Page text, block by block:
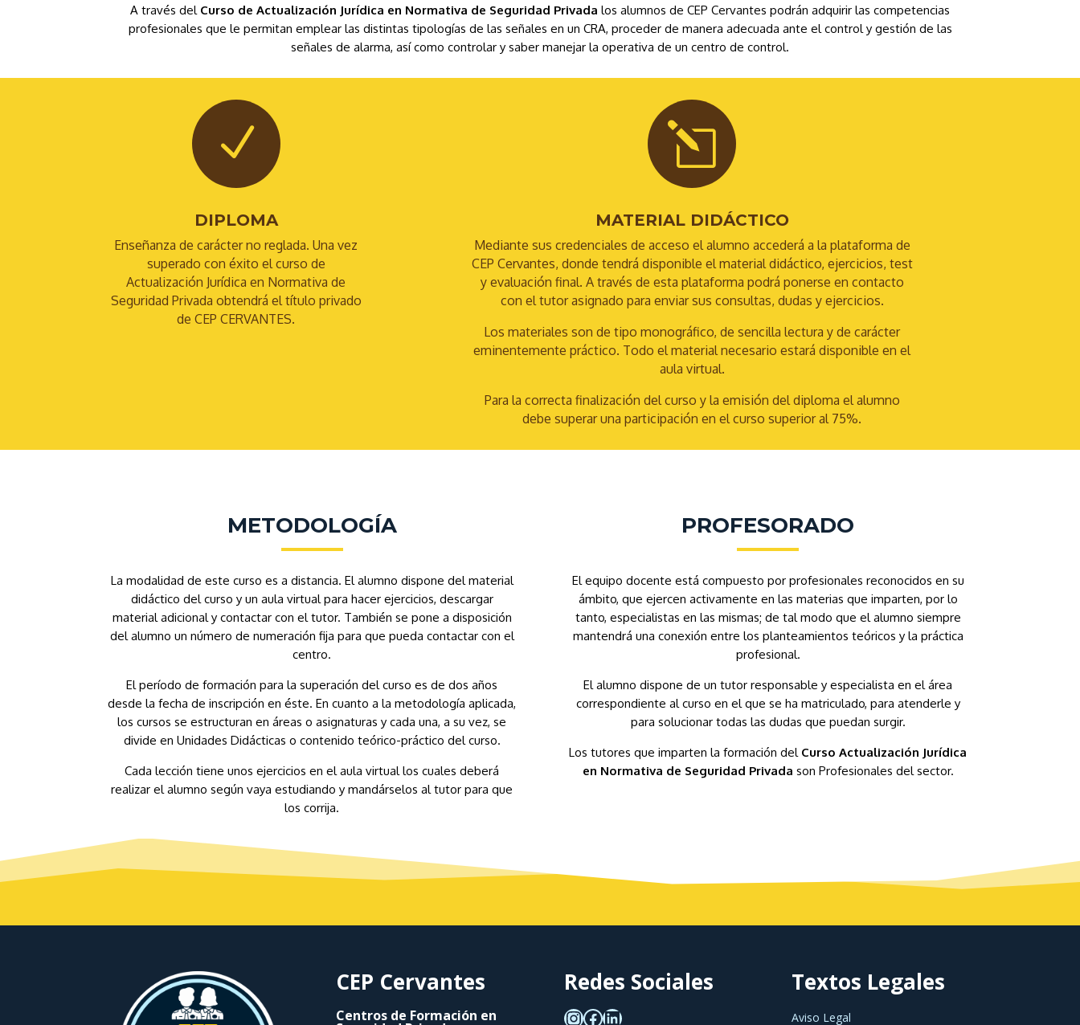
A través del Curso de Actualización Jurídica en Normativa de Seguridad Privada los alumnos de CEP Cervantes podrán adquirir las competencias
profesionales que le permitan emplear las distintas tipologías de las señales en un CRA, proceder de manera adecuada ante el control y gestión de las
señales de alarma, así como controlar y saber manejar la operativa de un centro de control.
N
DIPLOMA
Enseñanza de carácter no reglada. Una vez
superado con éxito el curso de
Actualización Jurídica en Normativa de
Seguridad Privada obtendrá el título privado
de CEP CERVANTES.
l
MATERIAL DIDÁCTICO
Mediante sus credenciales de acceso el alumno accederá a la plataforma de
CEP Cervantes, donde tendrá disponible el material didáctico, ejercicios, test
y evaluación final. A través de esta plataforma podrá ponerse en contacto
con el tutor asignado para enviar sus consultas, dudas y ejercicios.
Los materiales son de tipo monográfico, de sencilla lectura y de carácter
eminentemente práctico. Todo el material necesario estará disponible en el
aula virtual.
Para la correcta finalización del curso y la emisión del diploma el alumno
debe superar una participación en el curso superior al 75%.
METODOLOGÍA
La modalidad de este curso es a distancia. El alumno dispone del material
didáctico del curso y un aula virtual para hacer ejercicios, descargar
material adicional y contactar con el tutor. También se pone a disposición
del alumno un número de numeración fija para que pueda contactar con el
centro.
El período de formación para la superación del curso es de dos años
desde la fecha de inscripción en éste. En cuanto a la metodología aplicada,
los cursos se estructuran en áreas o asignaturas y cada una, a su vez, se
divide en Unidades Didácticas o contenido teórico-práctico del curso.
Cada lección tiene unos ejercicios en el aula virtual los cuales deberá
realizar el alumno según vaya estudiando y mandárselos al tutor para que
los corrija.
PROFESORADO
El equipo docente está compuesto por profesionales reconocidos en su
ámbito, que ejercen activamente en las materias que imparten, por lo
tanto, especialistas en las mismas; de tal modo que el alumno siempre
mantendrá una conexión entre los planteamientos teóricos y la práctica
profesional.
El alumno dispone de un tutor responsable y especialista en el área
correspondiente al curso en el que se ha matriculado, para atenderle y
para solucionar todas las dudas que puedan surgir.
Los tutores que imparten la formación del Curso Actualización Jurídica
en Normativa de Seguridad Privada son Profesionales del sector.
CEP Cervantes
Centros de Formación en
Redes Sociales Textos Legales
Aviso Legal